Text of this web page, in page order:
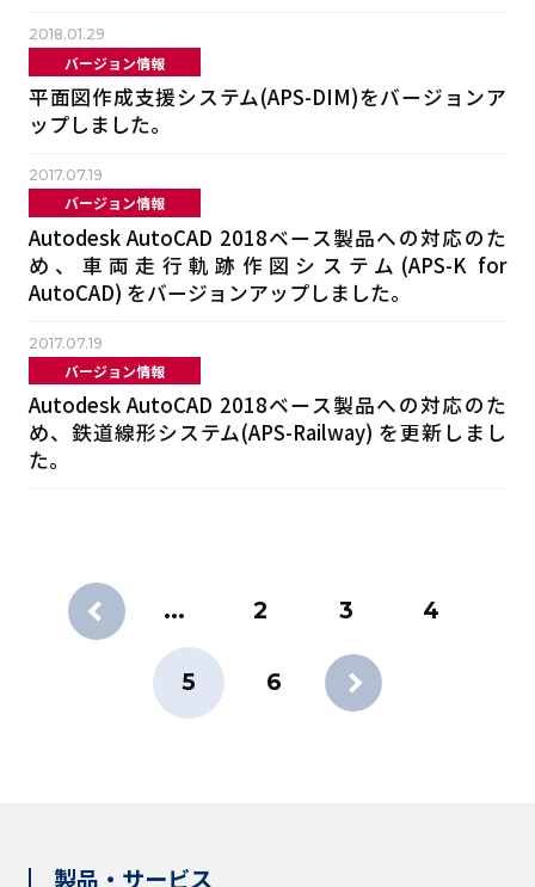
2018.01.29
バージョン情報
平面図作成支援システム(APS-DIM)をバージョンア
ップしました。
2017.07.19
バージョン情報
Autodesk AutoCAD 2018ベース製品への対応のた
め、車両走行軌跡作図システム(APS-K for
AutoCAD) をバージョンアップしました。
2017.07.19
バージョン情報
Autodesk AutoCAD 2018ベース製品への対応のた
め、鉄道線形システム(APS-Railway) を更新しまし
た。
... 2 3 4
5 6
製品・サービス